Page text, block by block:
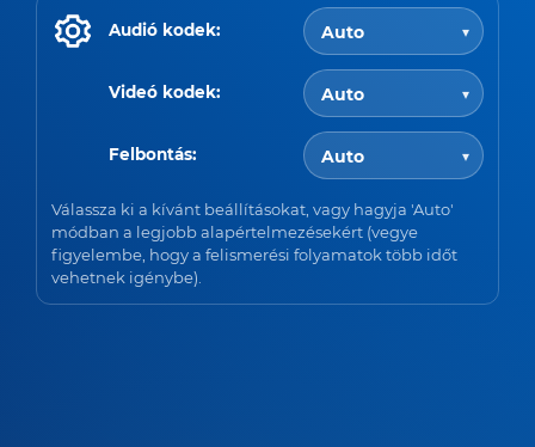
Audió kodek:
Videó kodek:
Felbontás:
Válassza ki a kívánt beállításokat, vagy hagyja 'Auto'
módban a legjobb alapértelmezésekért (vegye
figyelembe, hogy a felismerési folyamatok több időt
vehetnek igénybe).